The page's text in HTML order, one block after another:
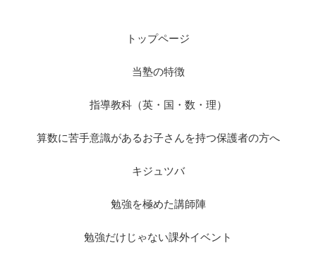
トップページ
当塾の特徴
指導教科（英・国・数・理）
算数に苦手意識があるお子さんを持つ保護者の方へ
キジュツバ
勉強を極めた講師陣
勉強だけじゃない課外イベント